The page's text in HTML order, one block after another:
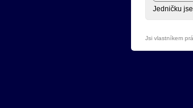
Jedničku
Jsi vlastníkem